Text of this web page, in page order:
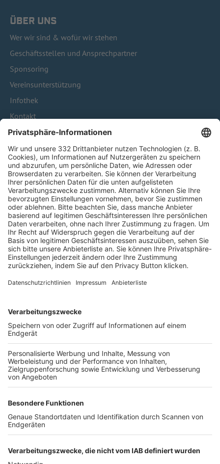
ÜBER UNS
Wer wir sind & wofür wir stehen
Geschäftsstellen und Ansprechpartner
Sponsoring
Vereinsunterstützung
Infothek
Kontakt
HÄUFIG BESUCHTE SEITEN
Pässe und Vereinswechsel
Trainerausbildung
Schulungsangebot Vereinsmitarbeiter
BFV-Geschäftsstellen
Trainerbörse
Login SpielPlus
FOLGE DEM BFV
TOP-VEREINE
TOP-PARTNER